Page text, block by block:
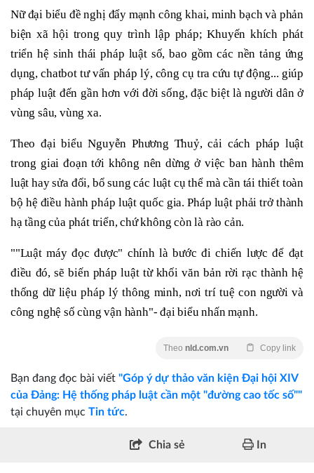
Nữ đại biểu đề nghị đẩy mạnh công khai, minh bạch và phản
biện xã hội trong quy trình lập pháp; Khuyến khích phát
triển hệ sinh thái pháp luật số, bao gồm các nền tảng ứng
dụng, chatbot tư vấn pháp lý, công cụ tra cứu tự động... giúp
pháp luật đến gần hơn với đời sống, đặc biệt là người dân ở
vùng sâu, vùng xa.
Theo đại biểu Nguyễn Phương Thuỷ, cải cách pháp luật
trong giai đoạn tới không nên dừng ở việc ban hành thêm
luật hay sửa đổi, bổ sung các luật cụ thể mà cần tái thiết toàn
bộ hệ điều hành pháp luật quốc gia. Pháp luật phải trở thành
hạ tầng của phát triển, chứ không còn là rào cản.
""Luật máy đọc được" chính là bước đi chiến lược để đạt
điều đó, sẽ biến pháp luật từ khối văn bản rời rạc thành hệ
thống dữ liệu pháp lý thông minh, nơi trí tuệ con người và
công nghệ số cùng vận hành"- đại biểu nhấn mạnh.
Theo nld.com.vn Copy link
Bạn đang đọc bài viết "Góp ý dự thảo văn kiện Đại hội XIV
của Đảng: Hệ thống pháp luật cần một "đường cao tốc số""
tại chuyên mục Tin tức.
Chia sẻ In